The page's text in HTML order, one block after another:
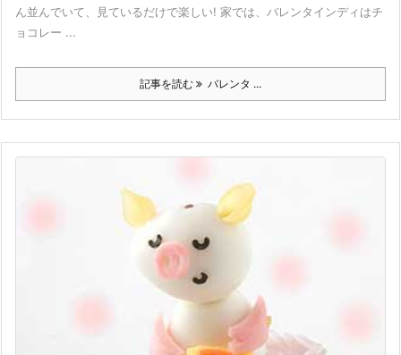
ん並んでいて、見ているだけで楽しい! 家では、バレンタインディはチ
ョコレー ...
記事を読む バレンタ ...